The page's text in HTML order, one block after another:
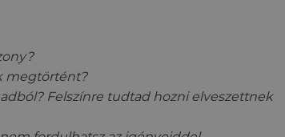
megtörtént?
Felszínre tudtad hozni elveszettnek